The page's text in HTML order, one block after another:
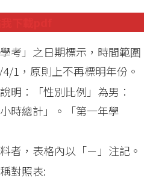
考」之日期標示，時間範圍
1，原則上不再標明年份。
明：「性別比例」為男：
時總計」。「第一年學
者，表格內以「－」注記。
對照表: